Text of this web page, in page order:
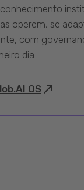
operem, se
com
dia.
OS